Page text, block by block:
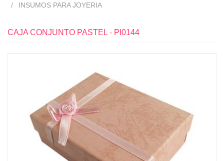
INSUMOS PARA JOYERIA
CAJA CONJUNTO PASTEL - PI0144